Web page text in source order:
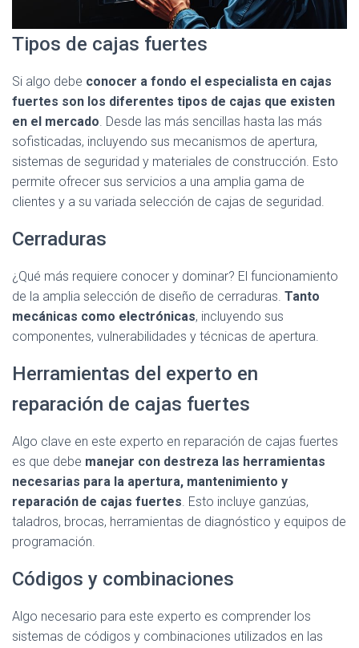
Tipos de cajas fuertes
Si algo debe conocer a fondo el especialista en cajas
fuertes son los diferentes tipos de cajas que existen
en el mercado. Desde las más sencillas hasta las más
sofisticadas, incluyendo sus mecanismos de apertura,
sistemas de seguridad y materiales de construcción. Esto
permite ofrecer sus servicios a una amplia gama de
clientes y a su variada selección de cajas de seguridad.
Cerraduras
¿Qué más requiere conocer y dominar? El funcionamiento
de la amplia selección de diseño de cerraduras. Tanto
mecánicas como electrónicas, incluyendo sus
componentes, vulnerabilidades y técnicas de apertura.
Herramientas del experto en
reparación de cajas fuertes
Algo clave en este experto en reparación de cajas fuertes
es que debe manejar con destreza las herramientas
necesarias para la apertura, mantenimiento y
reparación de cajas fuertes. Esto incluye ganzúas,
taladros, brocas, herramientas de diagnóstico y equipos de
programación.
Códigos y combinaciones
Algo necesario para este experto es comprender los
sistemas de códigos y combinaciones utilizados en las